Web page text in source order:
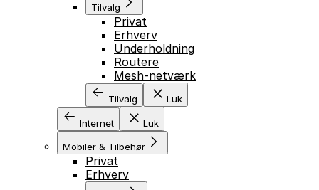
Tilvalg
Privat
Erhverv
Underholdning
Routere
Mesh-netværk
Tilvalg Luk
Internet Luk
Mobiler & Tilbehør
Privat
Erhverv